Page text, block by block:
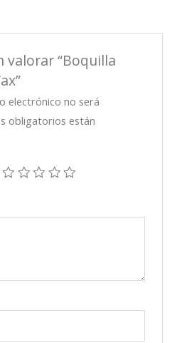
valorar “Boquilla
electrónico no será
obligatorios están